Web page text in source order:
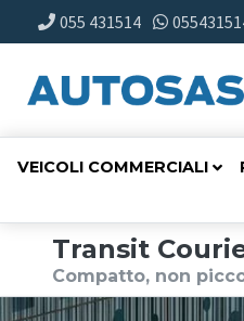
055 431514
VEICOLI COMMERCIALI
Transit
Compatto, non